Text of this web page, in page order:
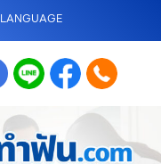
LANGUAGE